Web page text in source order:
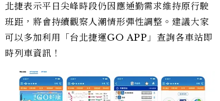
北捷表示平日尖峰時段仍因應通勤需求維持原行駛
班距，將會持續觀察人潮情形彈性調整。建議大家
可以多加利用「台北捷運GO APP」查詢各車站即
時列車資訊！